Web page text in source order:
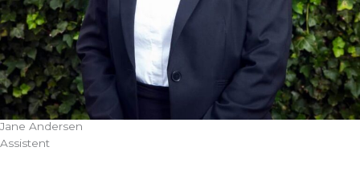
Jane Andersen
Assistent